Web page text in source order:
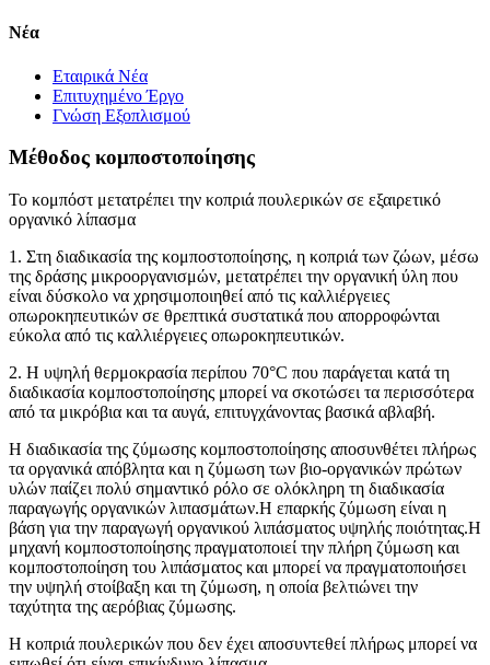
Νέα
Εταιρικά Νέα
Επιτυχημένο Έργο
Γνώση Εξοπλισμού
Μέθοδος κομποστοποίησης
Το κομπόστ μετατρέπει την κοπριά πουλερικών σε εξαιρετικό
οργανικό λίπασμα
1. Στη διαδικασία της κομποστοποίησης, η κοπριά των ζώων, μέσω
της δράσης μικροοργανισμών, μετατρέπει την οργανική ύλη που
είναι δύσκολο να χρησιμοποιηθεί από τις καλλιέργειες
οπωροκηπευτικών σε θρεπτικά συστατικά που απορροφώνται
εύκολα από τις καλλιέργειες οπωροκηπευτικών.
2. Η υψηλή θερμοκρασία περίπου 70°C που παράγεται κατά τη
διαδικασία κομποστοποίησης μπορεί να σκοτώσει τα περισσότερα
από τα μικρόβια και τα αυγά, επιτυγχάνοντας βασικά αβλαβή.
Η διαδικασία της ζύμωσης κομποστοποίησης αποσυνθέτει πλήρως
τα οργανικά απόβλητα και η ζύμωση των βιο-οργανικών πρώτων
υλών παίζει πολύ σημαντικό ρόλο σε ολόκληρη τη διαδικασία
παραγωγής οργανικών λιπασμάτων.Η επαρκής ζύμωση είναι η
βάση για την παραγωγή οργανικού λιπάσματος υψηλής ποιότητας.Η
μηχανή κομποστοποίησης πραγματοποιεί την πλήρη ζύμωση και
κομποστοποίηση του λιπάσματος και μπορεί να πραγματοποιήσει
την υψηλή στοίβαξη και τη ζύμωση, η οποία βελτιώνει την
ταχύτητα της αερόβιας ζύμωσης.
Η κοπριά πουλερικών που δεν έχει αποσυντεθεί πλήρως μπορεί να